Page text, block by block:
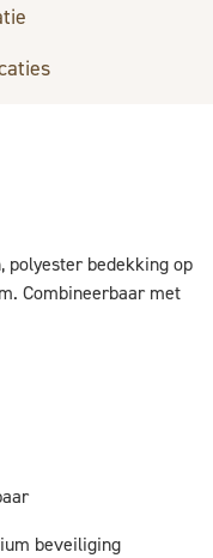
polyester bedekking op
Combineerbaar met
beveiliging